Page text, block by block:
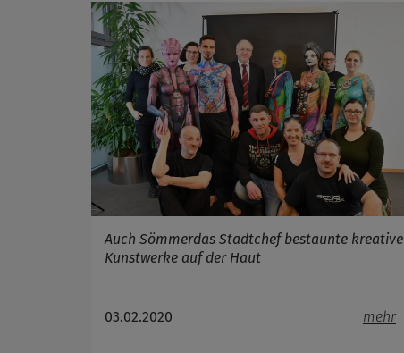
Auch Sömmerdas Stadtchef bestaunte kreative
Kunstwerke auf der Haut
03.02.2020 mehr